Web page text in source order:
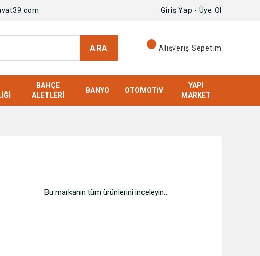
Giriş Yap - Üye Ol
ARA Alışveriş Sepetim
BAHÇE
ALETLERI
BANYO OTOMOTIV
YAPI
MARKET
Bu markanın tüm ürünlerini inceleyin...